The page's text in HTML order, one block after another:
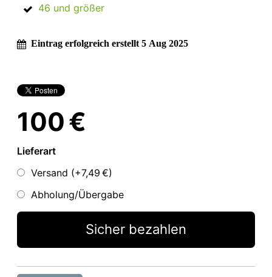
46 und größer
Eintrag erfolgreich erstellt 5 Aug 2025
100 €
Lieferart
Versand (+7,49 €)
Abholung/Übergabe
Sicher bezahlen